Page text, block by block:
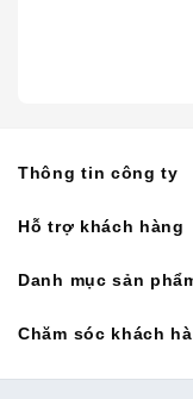
Thông tin công ty
Hỗ trợ khách hàng
Danh mục sản
Chăm sóc khách